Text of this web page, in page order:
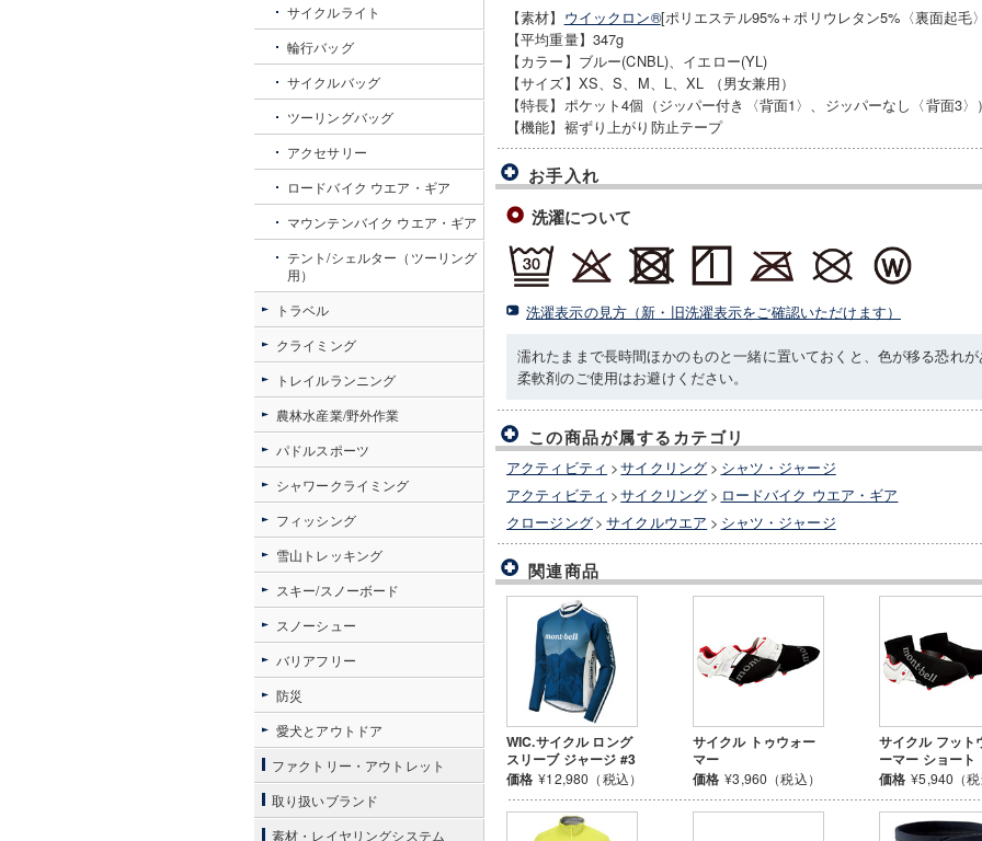
【素材】 ウイックロン®[ポリエステル95%＋ポリウレタン5%〈裏面起毛
【平均重量】347g
【カラー】ブルー(CNBL)、イエロー(YL)
【サイズ】XS、S、M、L、XL （男女兼用）
【特長】ポケット4個（ジッパー付き〈背面1〉、ジッパーなし〈背面3〉）
【機能】裾ずり上がり防止テープ
お手入れ
洗濯について
洗濯表示の見方（新・旧洗濯表示をご確認いただけます）
濡れたままで長時間ほかのものと一緒に置いておくと、色が移る恐れが
柔軟剤のご使用はお避けください。
この商品が属するカテゴリ
アクティビティ >サイクリング > シャツ・ジャージ
アクティビティ >サイクリング > ロードバイク ウエア・ギア
クロージング> サイクルウエア > シャツ・ジャージ
関連商品
WIC.サイクル ロング
スリーブ ジャージ #3
価格 ¥12,980（税込）
サイクル トゥウォー
マー
価格 ¥3,960（税込）
サイクル フット
ーマー ショート
価格 ¥5,940（税
サイクルライト
輪行バッグ
サイクルバッグ
ツーリングバッグ
アクセサリー
ロードバイク ウエア・ギア
マウンテンバイク ウエア・ギア
テント/シェルター（ツーリング
用）
トラベル
クライミング
トレイルランニング
農林水産業/野外作業
パドルスポーツ
シャワークライミング
フィッシング
雪山トレッキング
スキー/スノーボード
スノーシュー
バリアフリー
防災
愛犬とアウトドア
ファクトリー・アウトレット
取り扱いブランド
素材・レイヤリングシステム